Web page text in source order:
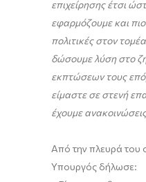
επιχείρησης έτσι
εφαρμόζουμε και
πολιτικές στον
δώσουμε λύση στο
εκπτώσεων τους
είμαστε σε στενή
έχουμε
Από την πλευρά του
Υπουργός δήλωσε: